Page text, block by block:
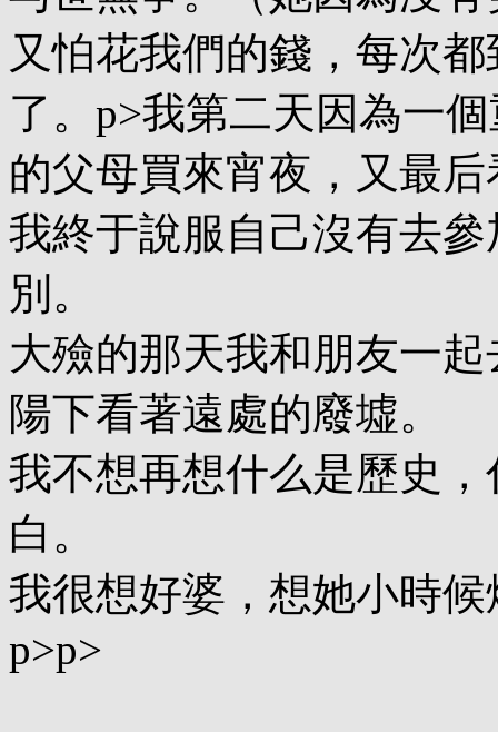
又怕花我們的錢，每次
了。p>我第二天因為一
的父母買來宵夜，又最
我終于說服自己沒有去
別。
大殮的那天我和朋友一
陽下看著遠處的廢墟。
我不想再想什么是歷史
白。
我很想好婆，想她小時
p>p>